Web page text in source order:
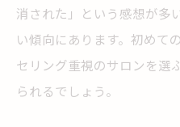
消された」という感想が多
い傾向にあります。初めて
セリング重視のサロンを選
られるでしょう。